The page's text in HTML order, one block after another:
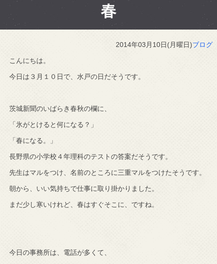
春
2014年03月10日(月曜日)ブログ
こんにちは。
今日は３月１０日で、水戸の日だそうです。
茨城新聞のいばらき春秋の欄に、
「氷がとけると何になる？」
「春になる。」
長野県の小学校４年理科のテストの答案だそうです。
先生はマルをつけ、名前のところに三重マルをつけたそうです。
朝から、いい気持ちで仕事に取り掛かりました。
まだ少し寒いけれど、春はすぐそこに、ですね。
今日の事務所は、電話が多くて、